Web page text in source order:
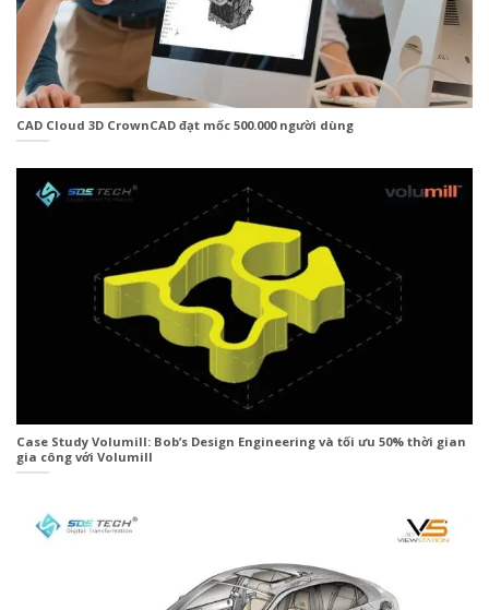
CAD Cloud 3D CrownCAD đạt mốc 500.000 người dùng
Case Study Volumill: Bob’s Design Engineering và tối ưu 50% thời gian
gia công với Volumill